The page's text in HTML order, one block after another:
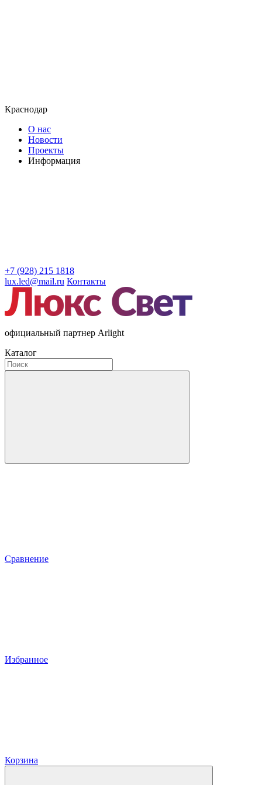
Краснодар
О нас
Новости
Проекты
Информация
+7 (928) 215 1818
lux.led@mail.ru Контакты
официальный партнер Arlight
Каталог
Сравнение
Избранное
Корзина